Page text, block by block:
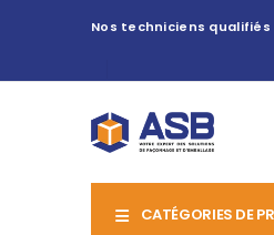
Nos techniciens
CATÉGORIES DE